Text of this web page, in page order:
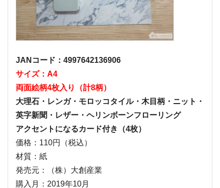
JANコード：4997642136906
サイズ：A4
両面絵柄4枚入り（計8柄）
大理石・レンガ・モロッコタイル・木目柄・ニット・
英字新聞・レザー・ヘリンボーンフローリング
アクセントになるカード付き（4枚）
価格：110円（税込）
材質：紙
発売元：（株）大創産業
購入月：2019年10月